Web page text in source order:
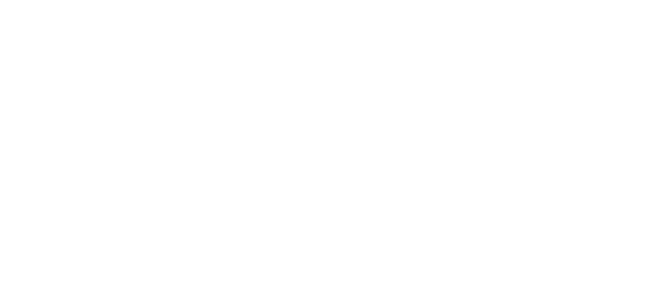
minibarem (případně za poplatek), internetem (zdarma), sejfem (případně
minibarem (případně za poplatek), internetem (zdarma), sejfem (případně
minibarem (případně za poplatek), internetem (zdarma), sejfem (případně